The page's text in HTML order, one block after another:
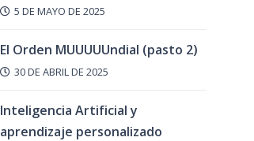
5 DE MAYO DE 2025
El Orden MUUUUUndial (pasto 2)
30 DE ABRIL DE 2025
Inteligencia Artificial y
aprendizaje personalizado